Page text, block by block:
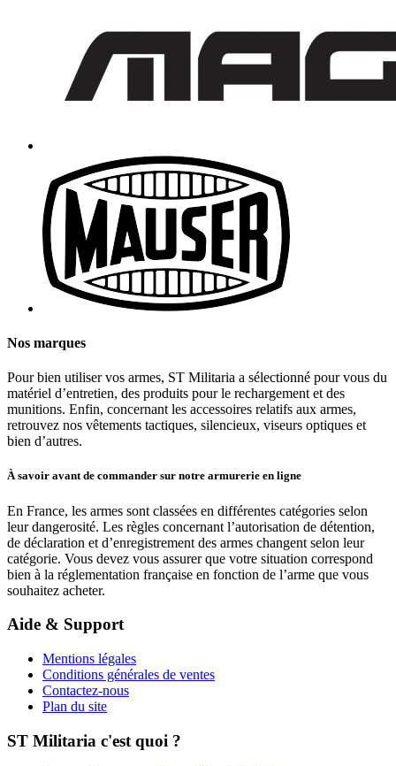
Nos marques
Pour bien utiliser vos armes, ST Militaria a sélectionné pour vous du
matériel d’entretien, des produits pour le rechargement et des
munitions. Enfin, concernant les accessoires relatifs aux armes,
retrouvez nos vêtements tactiques, silencieux, viseurs optiques et
bien d’autres.
À savoir avant de commander sur notre armurerie en ligne
En France, les armes sont classées en différentes catégories selon
leur dangerosité. Les règles concernant l’autorisation de détention,
de déclaration et d’enregistrement des armes changent selon leur
catégorie. Vous devez vous assurer que votre situation correspond
bien à la réglementation française en fonction de l’arme que vous
souhaitez acheter.
Aide & Support
Mentions légales
Conditions générales de ventes
Contactez-nous
Plan du site
ST Militaria c'est quoi ?